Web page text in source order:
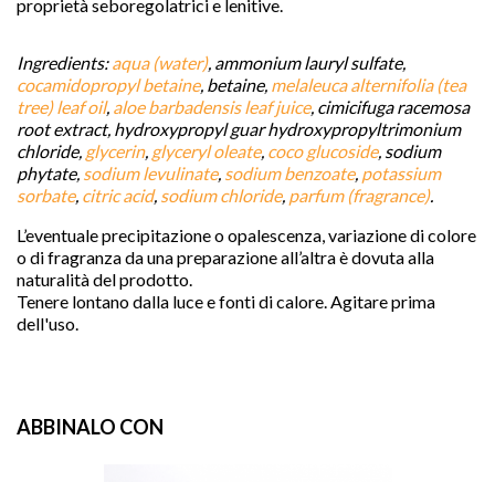
proprietà seboregolatrici e lenitive.
Ingredients:aqua (water), ammonium lauryl sulfate,
cocamidopropyl betaine, betaine, melaleuca alternifolia (tea
tree) leaf oil, aloe barbadensis leaf juice, cimicifuga racemosa
root extract, hydroxypropyl guar hydroxypropyltrimonium
chloride, glycerin, glyceryl oleate, coco glucoside, sodium
phytate, sodium levulinate, sodium benzoate, potassium
sorbate, citric acid, sodium chloride, parfum (fragrance).
L’eventuale precipitazione o opalescenza, variazione di colore
o di fragranza da una preparazione all’altra è dovuta alla
naturalità del prodotto.
Tenere lontano dalla luce e fonti di calore. Agitare prima
dell'uso.
ABBINALO CON